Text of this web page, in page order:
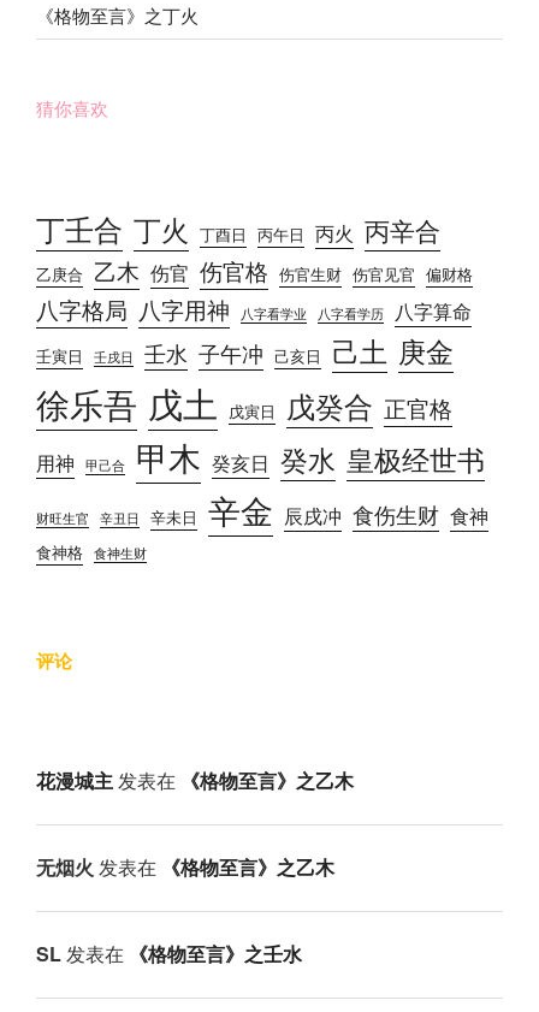
《格物至言》之丁火
猜你喜欢
丁壬合 丁火 丁酉日 丙午日 丙火 丙辛合
乙庚合 乙木 伤官 伤官格 伤官生财 伤官见官 偏财格
八字格局 八字用神 八字看学业 八字看学历 八字算命
壬寅日 壬戌日 壬水 子午冲 己亥日 己土 庚金
徐乐吾 戊土 戊寅日 戊癸合 正官格
用神 甲己合 甲木 癸亥日 癸水 皇极经世书
财旺生官 辛丑日 辛未日 辛金 辰戌冲 食伤生财 食神
食神格 食神生财
评论
花漫城主发表在 《格物至言》之乙木
无烟火 发表在 《格物至言》之乙木
SL发表在 《格物至言》之壬水